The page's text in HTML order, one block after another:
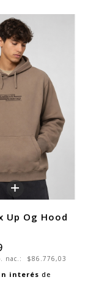
+
Up Og Hood
nac.: $86.776,03
interés de